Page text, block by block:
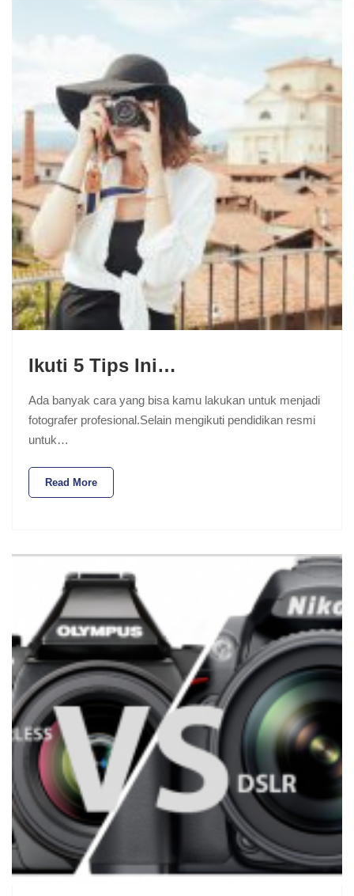
Ikuti 5 Tips Ini…
Ada banyak cara yang bisa kamu lakukan untuk menjadi
fotografer profesional.Selain mengikuti pendidikan resmi
untuk…
Read More